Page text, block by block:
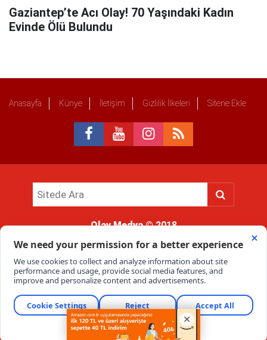
Gaziantep’te Acı Olay! 70 Yaşındaki Kadın
Evinde Ölü Bulundu
Anasayfa Künye İletişim Gizlilik İlkeleri Sitene Ekle
Olay Medya© 2018
kullanımı hukuki yaptırıma tabidir.
Haber Portalı Yazılımı